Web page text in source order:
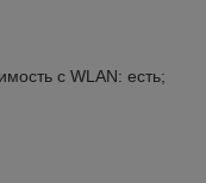
с WLAN: есть;